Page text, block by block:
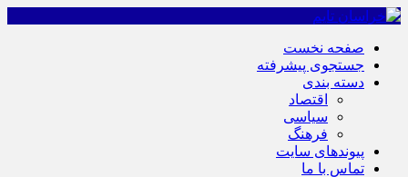
صفحه نخست
جستجوی پیشرفته
دسته بندی
اقتصاد
سیاسی
فرهنگ
پیوندهای سایت
تماس با ما